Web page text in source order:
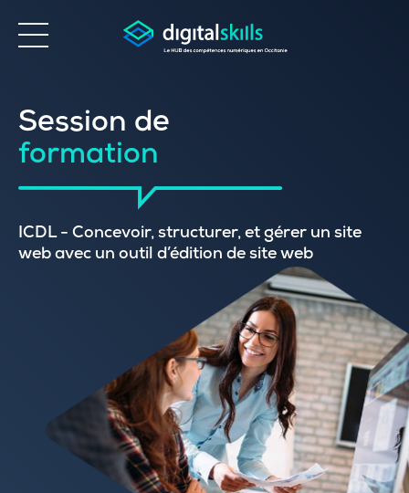
Accessibilité
Session de
formation
ICDL - Concevoir, structurer, et gérer un site
web avec un outil d’édition de site web